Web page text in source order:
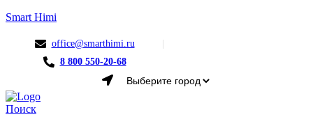
Smart Himi
8 800 550-20-68
office@smarthimi.ru
Menu
Поиск